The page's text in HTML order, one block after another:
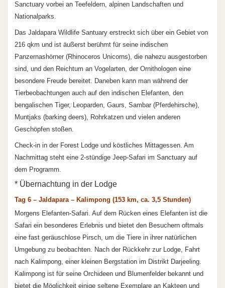
Sanctuary vorbei an Teefeldern, alpinen Landschaften und
Nationalparks.
Das Jaldapara Wildlife Santuary erstreckt sich über ein Gebiet von
216 qkm und ist äußerst berühmt für seine indischen
Panzernashörner (Rhinoceros Unicorns), die nahezu ausgestorben
sind, und den Reichtum an Vogelarten, der Ornithologen eine
besondere Freude bereitet. Daneben kann man während der
Tierbeobachtungen auch auf den indischen Elefanten, den
bengalischen Tiger, Leoparden, Gaurs, Sambar (Pferdehirsche),
Muntjaks (barking deers), Rohrkatzen und vielen anderen
Geschöpfen stoßen.
Check-in in der Forest Lodge und köstliches Mittagessen. Am
Nachmittag steht eine 2-stündige Jeep-Safari im Sanctuary auf
dem Programm.
* Übernachtung in der Lodge
Tag 6 – Jaldapara – Kalimpong (153 km, ca. 3,5 Stunden)
Morgens Elefanten-Safari. Auf dem Rücken eines Elefanten ist die
Safari ein besonderes Erlebnis und bietet den Besuchern oftmals
eine fast geräuschlose Pirsch, um die Tiere in ihrer natürlichen
Umgebung zu beobachten. Nach der Rückkehr zur Lodge, Fahrt
nach Kalimpong, einer kleinen Bergstation im Distrikt Darjeeling.
Kalimpong ist für seine Orchideen und Blumenfelder bekannt und
bietet die Möglichkeit einige seltene Exemplare an Kakteen und